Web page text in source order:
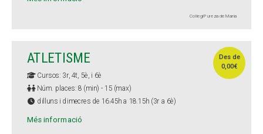
Col·legi Pureza de María
Des de
0,00€
ATLETISME
Cursos: 3r, 4t, 5è, i 6è
Núm. places: 8 (min) - 15 (max)
dilluns i dimecres de 16.45h a 18.15h (3r a 6è)
Més informació